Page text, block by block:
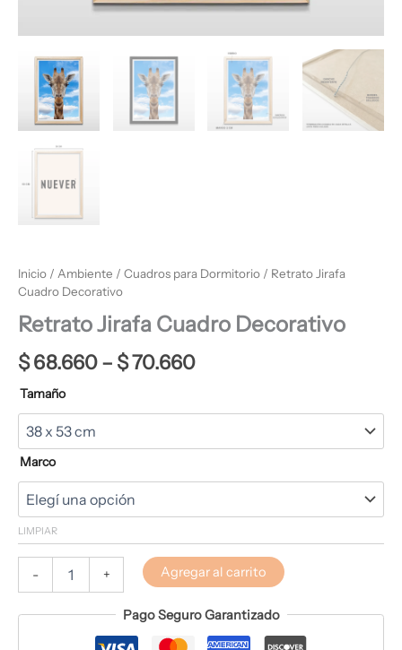
Inicio / Ambiente / Cuadros para Dormitorio / Retrato Jirafa
Cuadro Decorativo
Retrato Jirafa Cuadro Decorativo
$68.660– $70.660
Tamaño
Marco
LIMPIAR
- + Agregar al carrito
Pago Seguro Garantizado